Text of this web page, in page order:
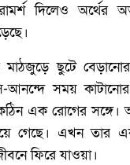
দিলেও অর্থের
ছুটে
আনন্দে সময়
এক রোগের সঙ্গে।
গেছে। এখন তার
ফিরে যাওয়া।